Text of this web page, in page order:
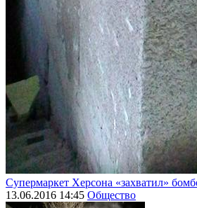
Супермаркет Херсона «захватил»
13.06.2016 14:45 Общество